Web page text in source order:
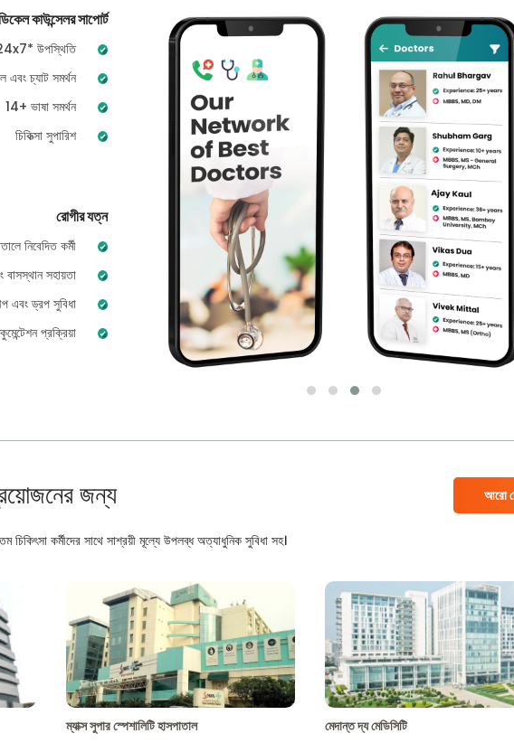
কাউন্সেলর সাপোর্ট
উপস্থিতি
এবং চ্যাট সমর্থন
14+ ভাষা সমর্থন
চিকিত্সা সুপারিশ
রোগীর যত্ন
নিবেদিত কর্মী
সহায়তা
এবং ড্রপ সুবিধা
প্রক্রিয়া
জন্য আরো
কর্মীদের সাথে সাশ্রয়ী মূল্যে উপলব্ধ অত্যাধুনিক সুবিধা সহ।
ম্যাক্স সুপার স্পেশালিটি হাসপাতাল মেদান্ত দ্য মেডিসিটি